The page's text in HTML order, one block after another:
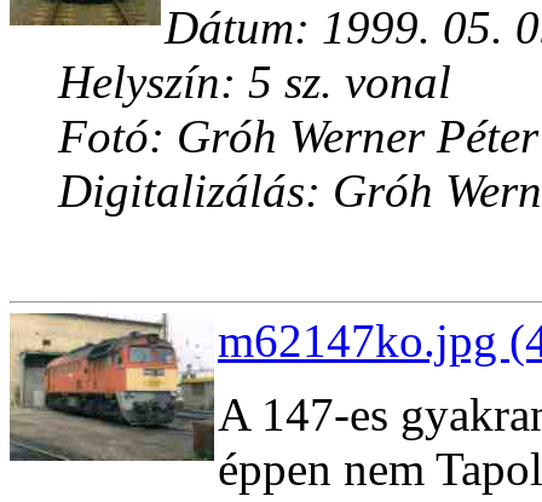
Dátum: 1999. 05.
Helyszín: 5 sz. vonal
Fotó: Gróh Werner Péter
Digitalizálás: Gróh
m62147ko.jpg
A 147-es
éppen nem